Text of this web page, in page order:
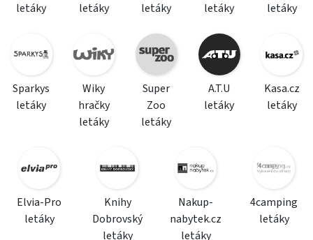
letáky
letáky
letáky
letáky
letáky
Sparkys
letáky
Wiky
hračky
letáky
Super
Zoo
letáky
A.T.U
letáky
Kasa.cz
letáky
Elvia-Pro
letáky
Knihy
Dobrovský
letáky
Nakup-
nabytek.cz
letáky
4camping
letáky